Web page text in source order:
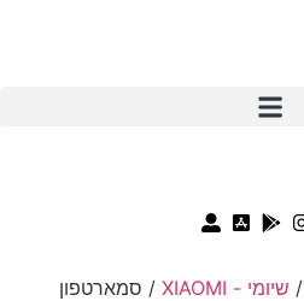
/ שיומי - XIAOMI
/ סמארטפון